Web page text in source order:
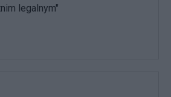
legalnym"